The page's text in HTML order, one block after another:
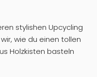
stylishen Upcycling
wie du einen tollen
Holzkisten basteln